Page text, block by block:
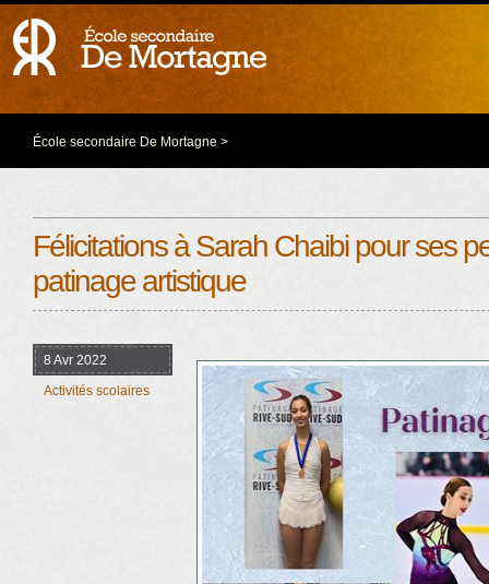
École secondaire De Mortagne >
Félicitations à Sarah Chaibi pour ses
patinage artistique
8 Avr 2022
Activités scolaires